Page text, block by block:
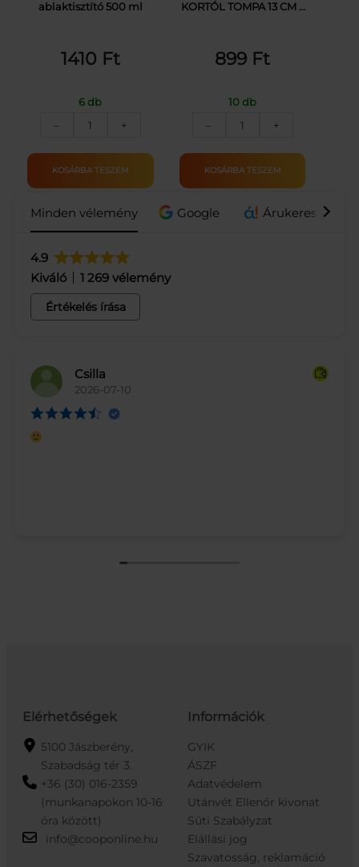
ablaktisztító 500 ml
1410 Ft
6 db
–
CLIN
SZÓRÓF.
500ML
+
KOSÁRBA TESZEM
KORTÓL TOMPA 13 CM –
899 Ft
10 db
–
GYERMEKOLLÓ
ÉVES
KORTÓL
CM
+
KOSÁRBA TESZEM
Minden vélemény Google Árukereső.hu /
4.9
Kiváló
1 269 vélemény
Értékelés írása
Csilla
2026-07-10
Elérhetőségek
5100 Jászberény,
Szabadság tér 3.
+36 (30) 016-2359
(munkanapokon 10-16
óra között)
info@cooponline.hu
Információk
GYIK
ÁSZF
Adatvédelem
Utánvét Ellenőr kivonat
Süti Szabályzat
Elállási jog
Szavatosság, reklamáció